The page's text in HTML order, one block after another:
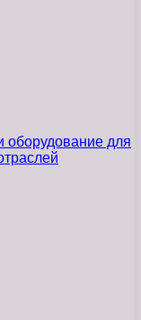
оборудование для